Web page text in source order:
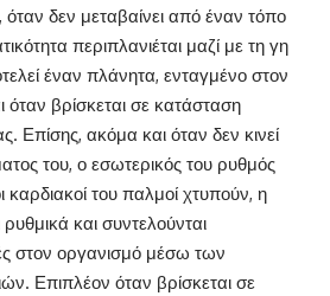
δεν μεταβαίνει από έναν τόπο
περιπλανιέται μαζί με τη γη
έναν πλάνητα, ενταγμένο στον
βρίσκεται σε κατάσταση
Επίσης, ακόμα και όταν δεν κινεί
του, ο εσωτερικός του ρυθμός
καρδιακοί του παλμοί χτυπούν, η
και συντελούνται
στον οργανισμό μέσω των
Επιπλέον όταν βρίσκεται σε